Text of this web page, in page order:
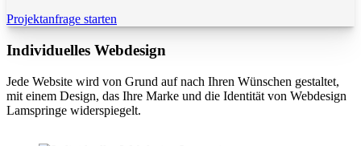
Projektanfrage starten
Individuelles Webdesign
Jede Website wird von Grund auf nach Ihren Wünschen gestaltet,
mit einem Design, das Ihre Marke und die Identität von Webdesign
Lamspringe widerspiegelt.